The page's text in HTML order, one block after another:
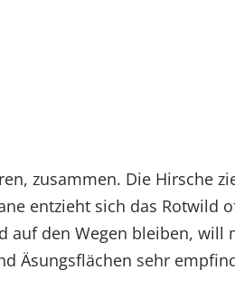
zusammen. Die Hirsche
entzieht sich das Rotwild
auf den Wegen bleiben, will
Äsungsflächen sehr